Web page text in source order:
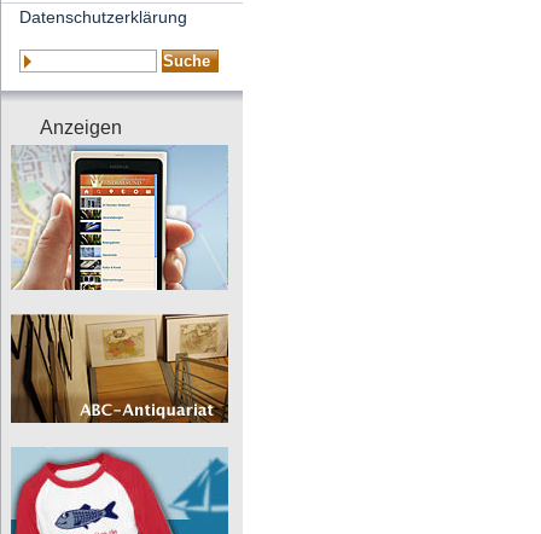
Datenschutzerklärung
Anzeigen